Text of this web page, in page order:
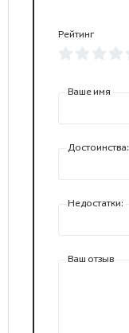
Рейтинг
Ваше имя
Достоинства:
Недостатки:
Ваш отзыв